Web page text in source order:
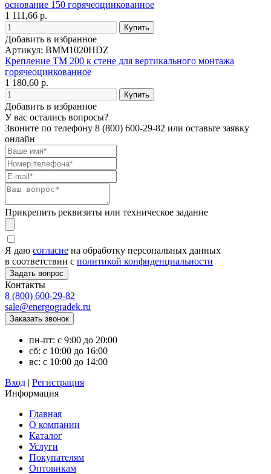
основание 150 горячеоцинкованное
1 111,66 р.
Добавить в избранное
Артикул: BMM1020HDZ
Крепление TM 200 к стене для вертикального монтажа
горячеоцинкованное
1 180,60 р.
Добавить в избранное
У вас остались вопросы?
Звоните по телефону 8 (800) 600-29-82 или оставьте заявку
онлайн
Прикрепить реквизиты или техническое задание
Я даю согласие на обработку персональных данных
в соответствии с политикой конфиденциальности
Контакты
8 (800) 600-29-82
sale@energogradek.ru
пн-пт: с 9:00 до 20:00
сб: с 10:00 до 16:00
вс: с 10:00 до 14:00
Вход | Регистрация
Информация
Главная
О компании
Каталог
Услуги
Покупателям
Оптовикам